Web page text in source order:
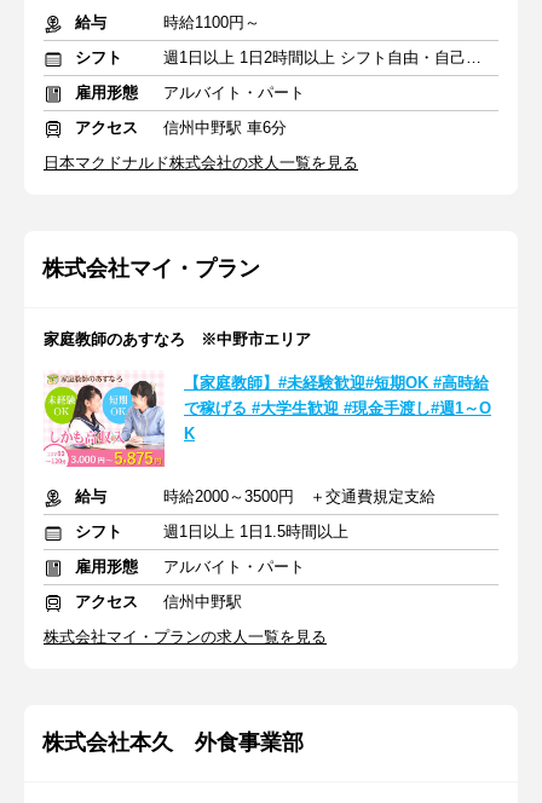
給与
時給1100円～
シフト
週1日以上 1日2時間以上 シフト自由・自己申告
雇用形態
アルバイト・パート
アクセス
信州中野駅 車6分
日本マクドナルド株式会社の求人一覧を見る
株式会社マイ・プラン
家庭教師のあすなろ ※中野市エリア
【家庭教師】#未経験歓迎#短期OK #高時給
で稼げる #大学生歓迎 #現金手渡し#週1～O
K
給与
時給2000～3500円 ＋交通費規定支給
シフト
週1日以上 1日1.5時間以上
雇用形態
アルバイト・パート
アクセス
信州中野駅
株式会社マイ・プランの求人一覧を見る
株式会社本久 外食事業部